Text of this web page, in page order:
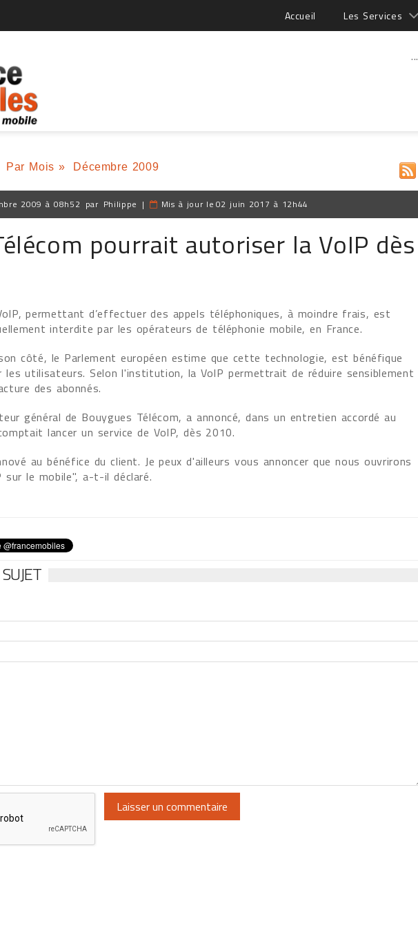
Accueil Les Services
...
Par Mois » Décembre 2009
2009 à 08h52 par Philippe | Mis à jour le 02 juin 2017 à 12h44
pourrait autoriser la VoIP dès
permettant d’effectuer des appels téléphoniques, à moindre frais, est
interdite par les opérateurs de téléphonie mobile, en France.
côté, le Parlement européen estime que cette technologie, est bénéfique
les utilisateurs. Selon l'institution, la VoIP permettrait de réduire sensiblement
des abonnés.
général de Bouygues Télécom, a annoncé, dans un entretien accordé au
lancer un service de VoIP, dès 2010.
au bénéfice du client. Je peux d'ailleurs vous annoncer que nous ouvrirons
sur le mobile", a-t-il déclaré.